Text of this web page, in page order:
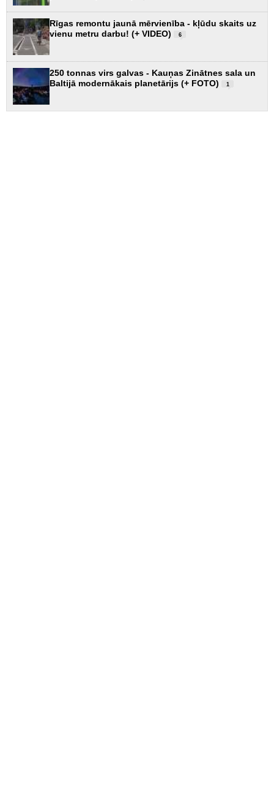
Rīgas remontu jaunā mērvienība - kļūdu skaits uz
vienu metru darbu! (+ VIDEO)
6
250 tonnas virs galvas - Kauņas Zinātnes sala un
Baltijā modernākais planetārijs (+ FOTO)
1